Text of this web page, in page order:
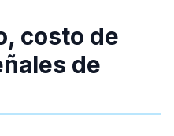
costo de
de